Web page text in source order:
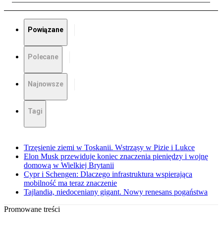
Powiązane
Polecane
Najnowsze
Tagi
Trzęsienie ziemi w Toskanii. Wstrząsy w Pizie i Lukce
Elon Musk przewiduje koniec znaczenia pieniędzy i wojnę
domową w Wielkiej Brytanii
Cypr i Schengen: Dlaczego infrastruktura wspierająca
mobilność ma teraz znaczenie
Tajlandia, niedoceniany gigant. Nowy renesans pogaństwa
Promowane treści